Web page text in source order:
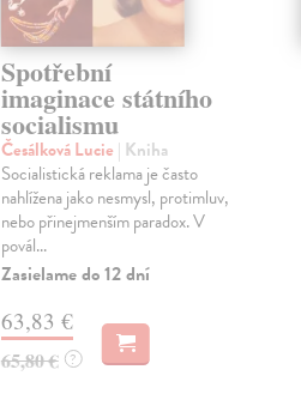
Spotřební
imaginace státního
socialismu
Česálková Lucie | Kniha
Socialistická reklama je často
nahlížena jako nesmysl, protimluv,
nebo přinejmenším paradox. V
povál...
Zasielame do 12 dní
63,83 €
65,80 € ?